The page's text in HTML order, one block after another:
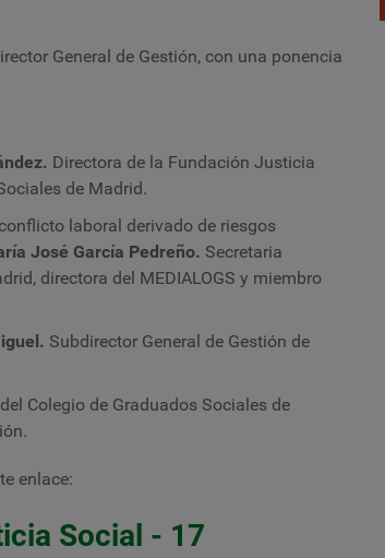
General de Gestión, con una ponencia
Directora de la Fundación Justicia
de Madrid.
laboral derivado de riesgos
José García Pedreño. Secretaria
directora del MEDIALOGS y miembro
Subdirector General de Gestión de
Colegio de Graduados Sociales de
enlace:
Social - 17